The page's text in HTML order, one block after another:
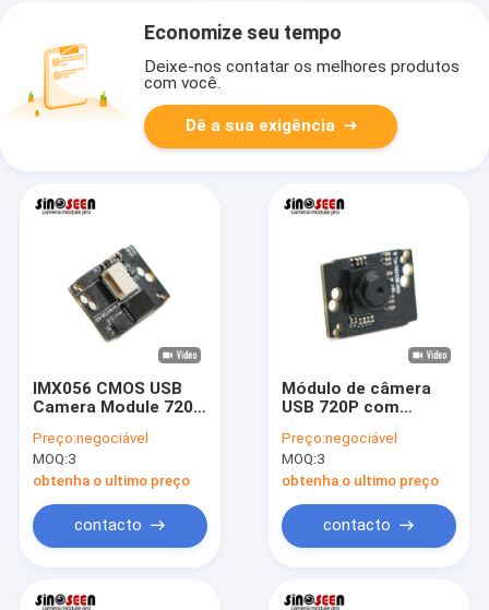
Economize seu tempo
Deixe-nos contatar os melhores produtos
com você.
Dê a sua exigência
IMX056 CMOS USB
Camera Module 720P
Preço:negociável
MOQ:3
obtenha o ultimo preço
contacto
Módulo de câmera
USB 720P com
30FPS
Preço:negociável
MOQ:3
obtenha o ultimo preço
contacto